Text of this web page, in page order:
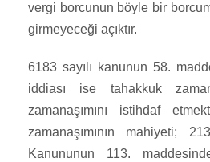
vergi borcunun böyle bir
girmeyeceği açıktır.
6183 sayılı kanunun 58.
iddiası ise tahakkuk
zamanaşımını istihdaf
zamanaşımının mahiyeti;
Kanununun 113.